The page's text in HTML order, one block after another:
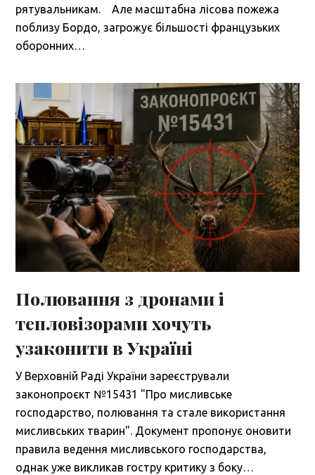
рятувальникам. Але масштабна лісова пожежа
поблизу Бордо, загрожує більшості французьких
оборонних…
Полювання з дронами і
тепловізорами хочуть
узаконити в Україні
У Верховній Раді України зареєстрували
законопроєкт №15431 "Про мисливське
господарство, полювання та стале використання
мисливських тварин". Документ пропонує оновити
правила ведення мисливського господарства,
однак уже викликав гостру критику з боку…